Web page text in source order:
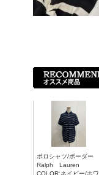
ポロシャツ/ボーダー
Ralph Lauren
COLOR:ネイビー/ホワ